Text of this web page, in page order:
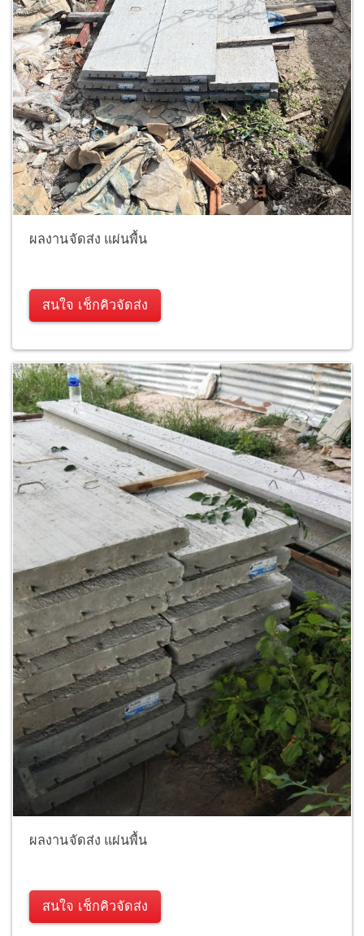
ผลงานจัดส่ง แผ่นพื้น
สนใจ เช็กคิวจัดส่ง
ผลงานจัดส่ง แผ่นพื้น
สนใจ เช็กคิวจัดส่ง